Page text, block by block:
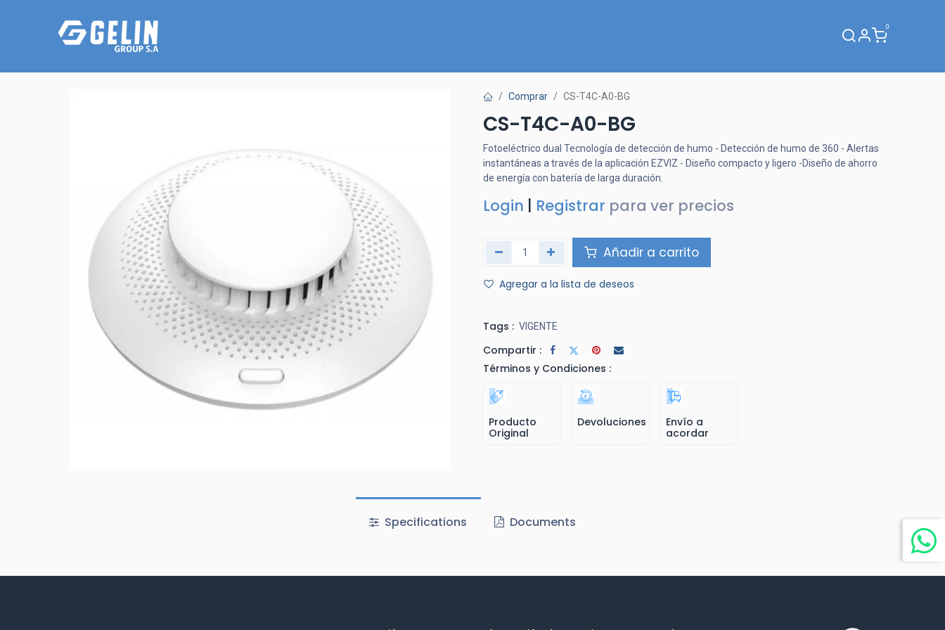
0
Comprar CS-T4C-A0-BG
CS-T4C-A0-BG
Fotoeléctrico dual Tecnología de detección de humo - Detección de humo de 360 ​- Alertas
instantáneas a través de la aplicación EZVIZ - Diseño compacto y ligero -Diseño de ahorro
de energía con batería de larga duración.
Login Registrar para ver precios
Añadir a carrito
Agregar a la lista de deseos
Tags : VIGENTE
Compartir :
Términos y Condiciones :
Producto
Original
Devoluciones
Envío a
acordar
Specifications Documents